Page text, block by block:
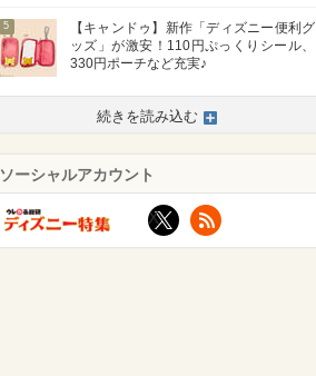
5
【キャンドゥ】新作「ディズニー便利グ
ッズ」が激安！110円ぷっくりシール、
330円ポーチなど充実♪
続きを読み込む
ソーシャルアカウント
X